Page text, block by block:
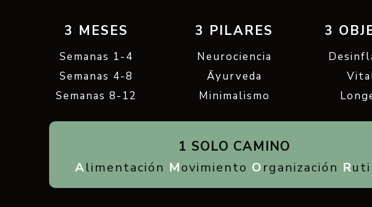
3 MESES
Semanas 1-4
Semanas 4-8
Semanas 8-12
3 PILARES
Neurociencia
Āyurveda
Minimalismo
3
1 SOLO CAMINO
Alimentación Movimiento Organización R